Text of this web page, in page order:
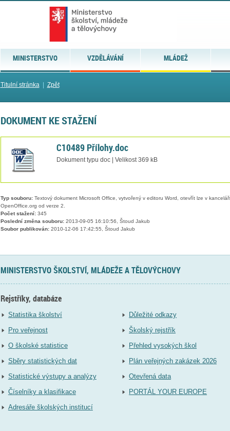
MINISTERSTVO VZDĚLÁVÁNÍ MLÁDEŽ
Titulní stránka| Zpět
DOKUMENT KE STAŽENÍ
C10489 Přílohy.doc
Dokument typu doc | Velikost 369 kB
Typ souboru:Textový dokument Microsoft Office, vytvořený v editoru Word, otevřít lze v
OpenOffice.org od verze 2.
Počet stažení:345
Poslední změna souboru:2013-09-05 16:10:56, Štoud Jakub
Soubor publikován:2010-12-06 17:42:55, Štoud Jakub
MINISTERSTVO ŠKOLSTVÍ, MLÁDEŽE A TĚLOVÝCHOVY
Rejstříky, databáze
Statistika školství
Pro veřejnost
O školské statistice
Sběry statistických dat
Statistické výstupy a analýzy
Číselníky a klasifikace
Adresáře školských institucí
Důležité odkazy
Školský rejstřík
Přehled vysokých škol
Plán veřejných zakázek 2026
Otevřená data
PORTÁL YOUR EUROPE